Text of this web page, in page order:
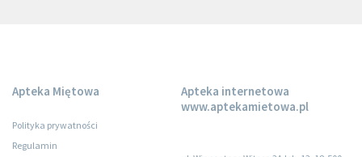
Apteka Miętowa
Polityka prywatności
Regulamin
Apteka internetowa
www.aptekamietowa.pl